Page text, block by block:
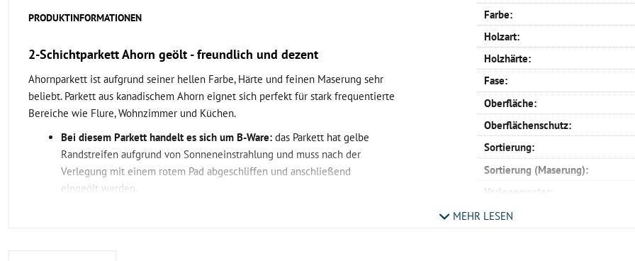
PRODUKTINFORMATIONEN
2-Schichtparkett Ahorn geölt - freundlich und dezent
Ahornparkett ist aufgrund seiner hellen Farbe, Härte und feinen Maserung sehr
beliebt. Parkett aus kanadischem Ahorn eignet sich perfekt für stark frequentierte
Bereiche wie Flure, Wohnzimmer und Küchen.
Bei diesem Parkett handelt es sich um B-Ware: das Parkett hat gelbe
Randstreifen aufgrund von Sonneneinstrahlung und muss nach der
Verlegung mit einem rotem Pad abgeschliffen und anschließend
eingeölt werden.
Farbe:
Holzart:
Holzhärte:
Fase:
Oberfläche:
Oberflächenschutz:
Sortierung:
Sortierung (Maserung):
Verlegemuster:
linke und rechte Stäbe:
MEHR LESEN